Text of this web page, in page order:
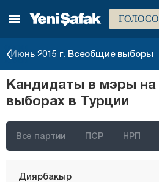
Июнь 2015 г. Всеобщие выборы
Кандидаты в мэры
выборах в Турции
Все партии ПСР НРП
Болу
Чанаккале
Чанкыры
Денизли
Диярбакыр